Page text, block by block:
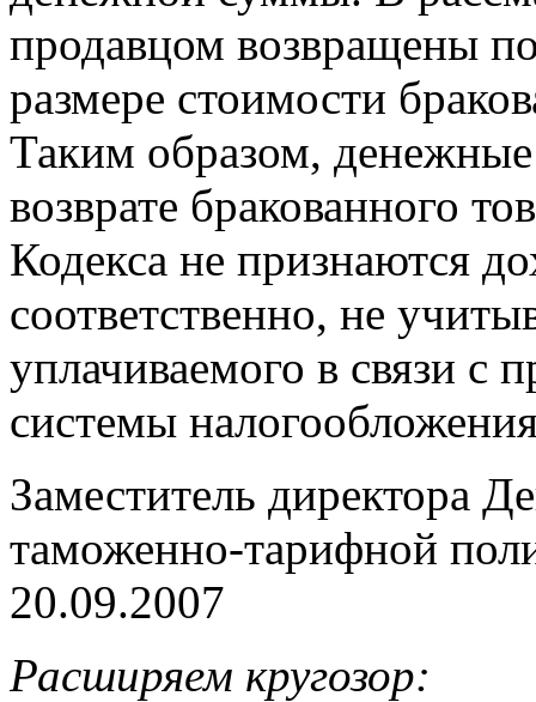
продавцом возвращены
размере стоимости
Таким образом,
возврате бракованного
Кодекса не признаются
соответственно, не
уплачиваемого в связи
системы
Заместитель директора
таможенно-тарифной
20.09.2007
Расширяем кругозор: